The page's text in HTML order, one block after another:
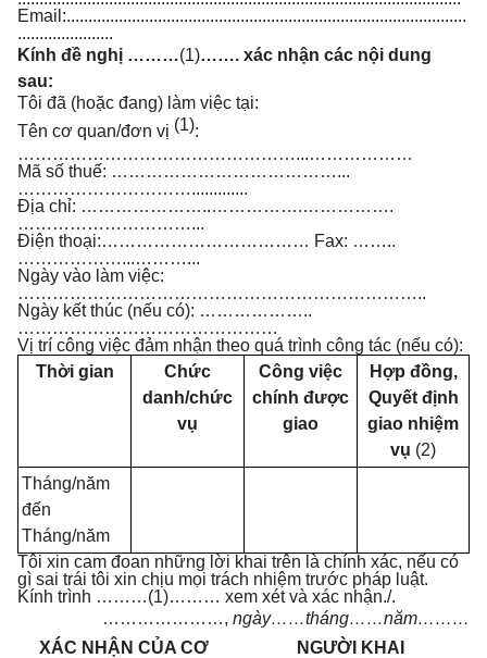
Email:............................................................................................
......................
Kính đề nghị ………(1)……. xác nhận các nội dung
sau:
Tôi đã (hoặc đang) làm việc tại:
Tên cơ quan/đơn vị (1):
…………………………………………...………………
Mã số thuế: …………………………………...
………………………….............
Địa chỉ: …………………..…………….…………….
…………………………...
Điện thoại:……………………………… Fax: ……..
………………...………...
Ngày vào làm việc:
……………………………………………………………..
Ngày kết thúc (nếu có): ………………..
………………………………………
Vị trí công việc đảm nhận theo quá trình công tác (nếu có):
Thời gian
Chức
danh/chức
vụ
Công việc
chính được
giao
Hợp đồng,
Quyết định
giao nhiệm
vụ (2)
Tháng/năm
đến
Tháng/năm
Tôi xin cam đoan những lời khai trên là chính xác, nếu có
gì sai trái tôi xin chịu mọi trách nhiệm trước pháp luật.
Kính trình ………(1)……… xem xét và xác nhận./.
…………………, ngày……tháng……năm………
XÁC NHẬN CỦA CƠ
NGƯỜI KHAI